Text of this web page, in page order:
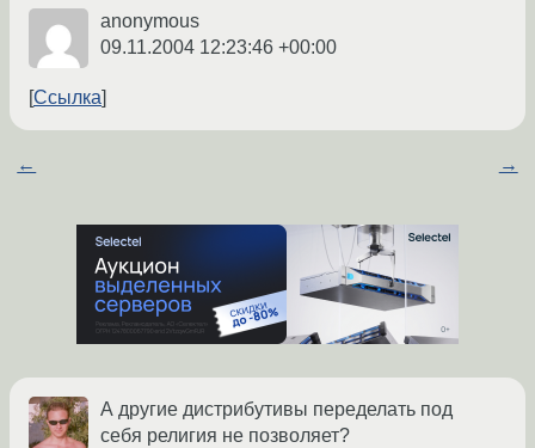
anonymous
09.11.2004 12:23:46 +00:00
Ссылка
← →
А другие дистрибутивы переделать под
себя религия не позволяет?